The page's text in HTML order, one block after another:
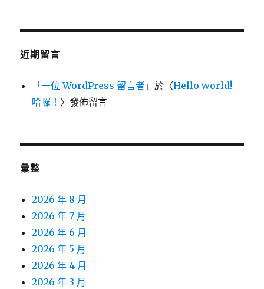
近期留言
「一位 WordPress 留言者 」於〈Hello world!
哈囉！ 〉發佈留言
彙整
2026 年 8 月
2026 年 7 月
2026 年 6 月
2026 年 5 月
2026 年 4 月
2026 年 3 月